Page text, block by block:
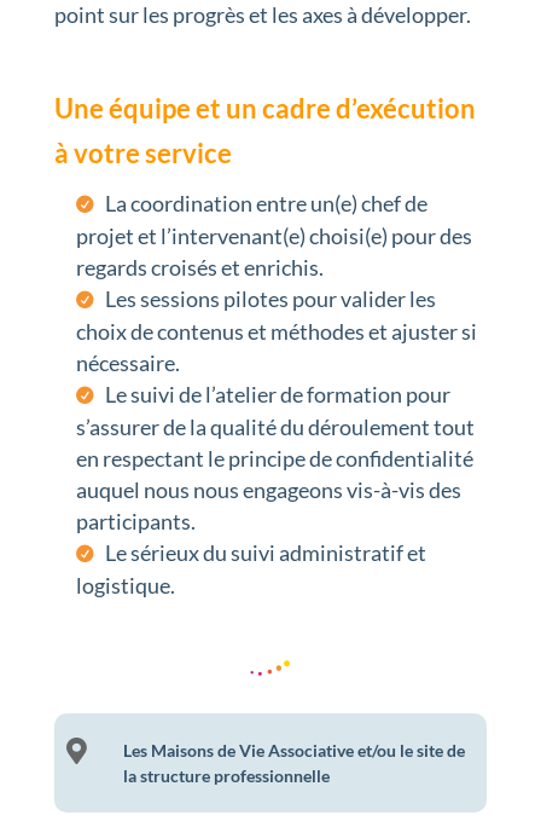
point sur les progrès et les axes à développer.
Une équipe et un cadre d’exécution
à votre service
La coordination entre un(e) chef de
projet et l’intervenant(e) choisi(e) pour des
regards croisés et enrichis.
Les sessions pilotes pour valider les
choix de contenus et méthodes et ajuster si
nécessaire.
Le suivi de l’atelier de formation pour
s’assurer de la qualité du déroulement tout
en respectant le principe de confidentialité
auquel nous nous engageons vis-à-vis des
participants.
Le sérieux du suivi administratif et
logistique.

Les Maisons de Vie Associative et/ou le site de
la structure professionnelle